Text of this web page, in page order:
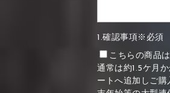
1.確認事項※必須
こちらの商品
通常は約1.5ケ月
ートへ追加しご